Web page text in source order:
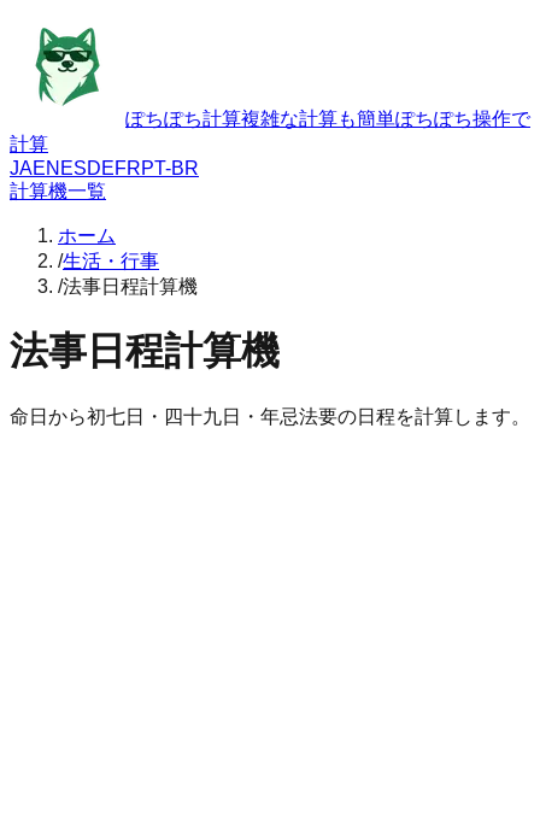
ぽちぽち計算複雑な計算も簡単ぽちぽち操作で
計算
JAEN ESDEFRPT-BR
計算機一覧
ホーム
/生活・行事
/法事日程計算機
法事日程計算機
命日から初七日・四十九日・年忌法要の日程を計算します。